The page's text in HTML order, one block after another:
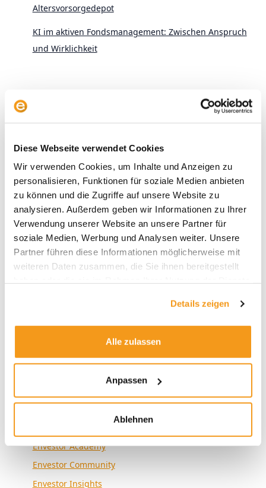
Diese Webseite verwendet Cookies
Wir verwenden Cookies, um Inhalte und Anzeigen zu
personalisieren, Funktionen für soziale Medien anbieten
zu können und die Zugriffe auf unsere Website zu
analysieren. Außerdem geben wir Informationen zu Ihrer
Verwendung unserer Website an unsere Partner für
soziale Medien, Werbung und Analysen weiter. Unsere
Partner führen diese Informationen möglicherweise mit
weiteren Daten zusammen, die Sie ihnen bereitgestellt
Details zeigen
Alle zulassen
Anpassen
Ablehnen
Altersvorsorgedepot
KI im aktiven Fondsmanagement: Zwischen Anspruch
und Wirklichkeit
Archive
2026
2025
2024
2023
2022
2021
2018
Kategorien
Envestor Academy
Envestor Community
Envestor Insights